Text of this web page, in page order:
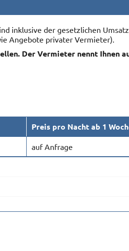
inklusive der gesetzlichen
Angebote privater Vermieter).
Der Vermieter nennt Ihnen
Preis pro Nacht ab 1
auf Anfrage